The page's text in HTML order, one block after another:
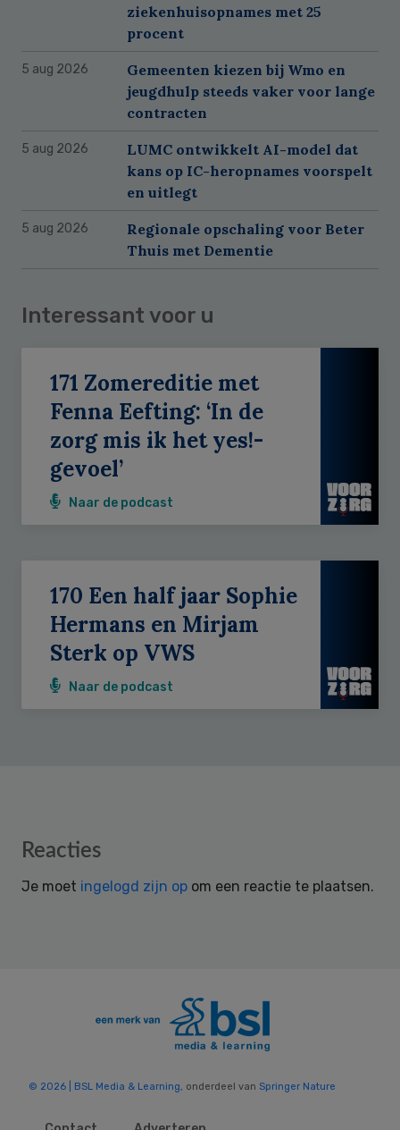
ziekenhuisopnames met 25
procent
5 aug 2026
Gemeenten kiezen bij Wmo en
jeugdhulp steeds vaker voor lange
contracten
5 aug 2026
LUMC ontwikkelt AI-model dat
kans op IC-heropnames voorspelt
en uitlegt
5 aug 2026
Regionale opschaling voor Beter
Thuis met Dementie
Interessant voor u
171 Zomereditie met
Fenna Eefting: ‘In de
zorg mis ik het yes!-
gevoel’
Naar de podcast
170 Een half jaar Sophie
Hermans en Mirjam
Sterk op VWS
Naar de podcast
Reader
Reacties
Je moet ingelogd zijn op om een reactie te plaatsen.
© 2026 | BSL Media & Learning, onderdeel van Springer Nature